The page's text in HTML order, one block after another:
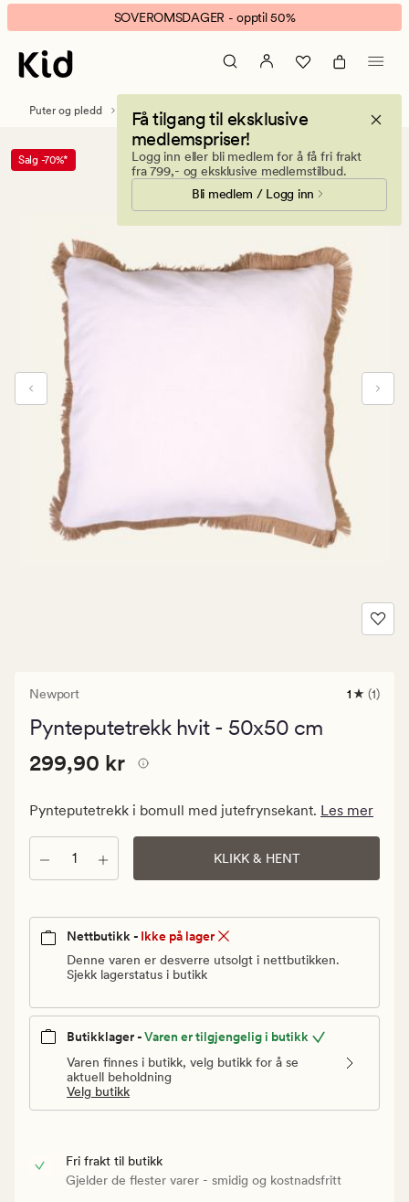
Newport
pynteputetrekk
hvit
banner.
Klikk
ESCAPE
pause.
SOVEROMSDAGER - opptil 50%
Få tilgang til eksklusive
medlemspriser!
Logg inn eller bli medlem for å få fri frakt
fra 799,- og eksklusive medlemstilbud.
Bli medlem / Logg inn
Puter og pledd Pynteputer Pynteputetrekk
Salg -70%*
Newport
1
1 (1)
Pynteputetrekk hvit - 50x50 cm
Pris
299,90
Vanlig
pris
299,90
Pris 299,90 kr
299,90 kr
Pynteputetrekk i bomull med jutefrynsekant. Les mer
Antall KLIKK & HENT
Nettbutikk - Ikke på lager
Denne varen er desverre utsolgt i nettbutikken.
Sjekk lagerstatus i butikk
Butikklager -Varen er tilgjengelig i butikk
Varen finnes i butikk, velg butikk for å se
aktuell beholdning
Velg butikk
Fri frakt til butikk
Gjelder de flester varer - smidig og kostnadsfritt